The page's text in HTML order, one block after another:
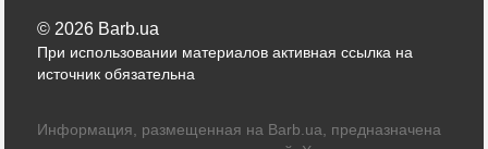
© 2026 Barb.ua
При использовании материалов активная ссылка на
источник обязательна
Информация, размещенная на Barb.ua, предназначена